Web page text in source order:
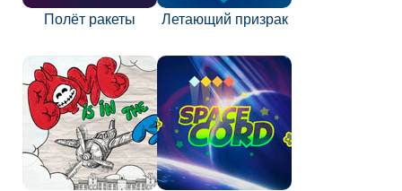
Полёт ракеты Летающий призрак